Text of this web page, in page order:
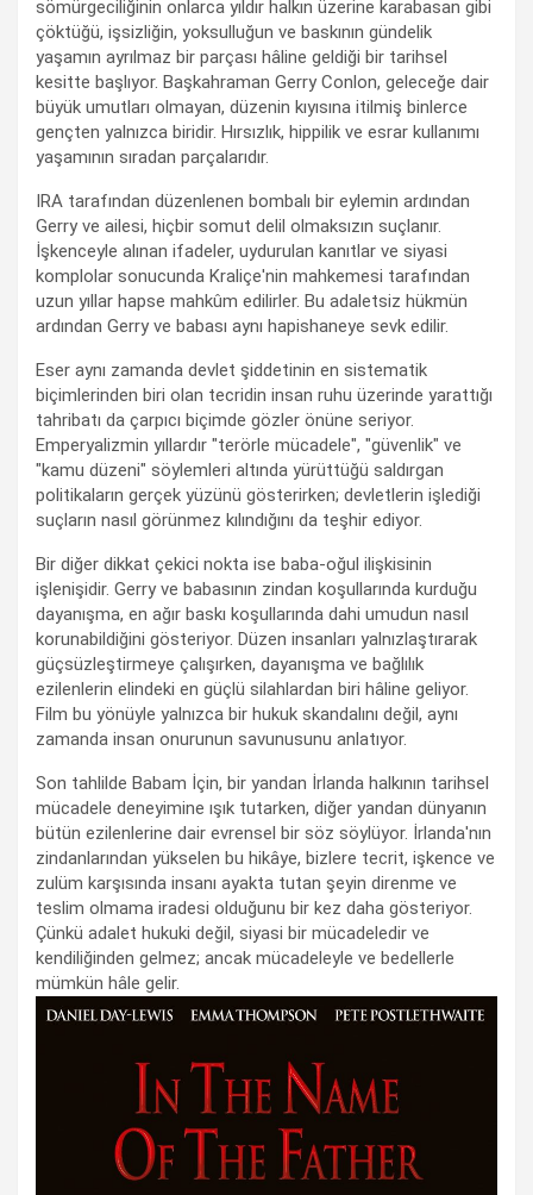
sömürgeciliğinin onlarca yıldır halkın üzerine karabasan gibi
çöktüğü, işsizliğin, yoksulluğun ve baskının gündelik
yaşamın ayrılmaz bir parçası hâline geldiği bir tarihsel
kesitte başlıyor. Başkahraman Gerry Conlon, geleceğe dair
büyük umutları olmayan, düzenin kıyısına itilmiş binlerce
gençten yalnızca biridir. Hırsızlık, hippilik ve esrar kullanımı
yaşamının sıradan parçalarıdır.
IRA tarafından düzenlenen bombalı bir eylemin ardından
Gerry ve ailesi, hiçbir somut delil olmaksızın suçlanır.
İşkenceyle alınan ifadeler, uydurulan kanıtlar ve siyasi
komplolar sonucunda Kraliçe'nin mahkemesi tarafından
uzun yıllar hapse mahkûm edilirler. Bu adaletsiz hükmün
ardından Gerry ve babası aynı hapishaneye sevk edilir.
Eser aynı zamanda devlet şiddetinin en sistematik
biçimlerinden biri olan tecridin insan ruhu üzerinde yarattığı
tahribatı da çarpıcı biçimde gözler önüne seriyor.
Emperyalizmin yıllardır "terörle mücadele", "güvenlik" ve
"kamu düzeni" söylemleri altında yürüttüğü saldırgan
politikaların gerçek yüzünü gösterirken; devletlerin işlediği
suçların nasıl görünmez kılındığını da teşhir ediyor.
Bir diğer dikkat çekici nokta ise baba-oğul ilişkisinin
işlenişidir. Gerry ve babasının zindan koşullarında kurduğu
dayanışma, en ağır baskı koşullarında dahi umudun nasıl
korunabildiğini gösteriyor. Düzen insanları yalnızlaştırarak
güçsüzleştirmeye çalışırken, dayanışma ve bağlılık
ezilenlerin elindeki en güçlü silahlardan biri hâline geliyor.
Film bu yönüyle yalnızca bir hukuk skandalını değil, aynı
zamanda insan onurunun savunusunu anlatıyor.
Son tahlilde Babam İçin, bir yandan İrlanda halkının tarihsel
mücadele deneyimine ışık tutarken, diğer yandan dünyanın
bütün ezilenlerine dair evrensel bir söz söylüyor. İrlanda'nın
zindanlarından yükselen bu hikâye, bizlere tecrit, işkence ve
zulüm karşısında insanı ayakta tutan şeyin direnme ve
teslim olmama iradesi olduğunu bir kez daha gösteriyor.
Çünkü adalet hukuki değil, siyasi bir mücadeledir ve
kendiliğinden gelmez; ancak mücadeleyle ve bedellerle
mümkün hâle gelir.